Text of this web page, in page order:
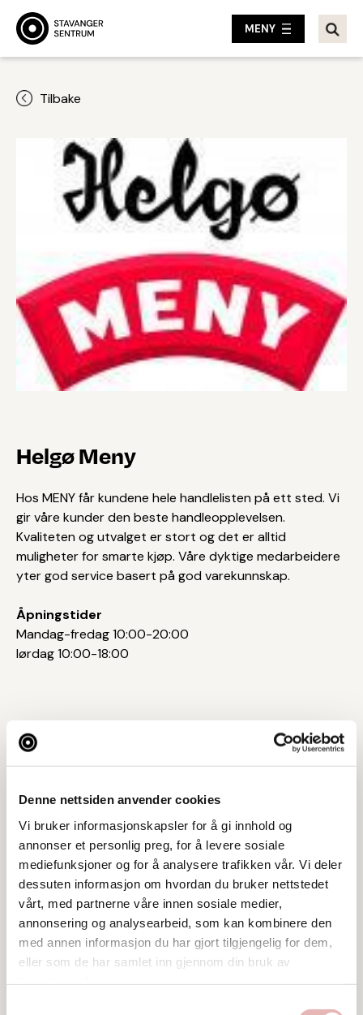
Denne nettsiden anvender cookies
Vi bruker informasjonskapsler for å gi innhold og
annonser et personlig preg, for å levere sosiale
mediefunksjoner og for å analysere trafikken vår. Vi deler
dessuten informasjon om hvordan du bruker nettstedet
vårt, med partnerne våre innen sosiale medier,
annonsering og analysearbeid, som kan kombinere den
med annen informasjon du har gjort tilgjengelig for dem,
eller som de har samlet inn gjennom din bruk av
MENY
Tilbake
Helgø Meny
Hos MENY får kundene hele handlelisten på ett sted. Vi
gir våre kunder den beste handleopplevelsen.
Kvaliteten og utvalget er stort og det er alltid
muligheter for smarte kjøp. Våre dyktige medarbeidere
yter god service basert på god varekunnskap.
Åpningstider
Mandag-fredag 10:00-20:00
lørdag 10:00-18:00
Tar BYENgavekortet
Postadresse
Lars Hertevigsgate 6, Straensenteret, 4005
Stavanger
Web
Besøk nettside
Ta kontakt
rune.aadsen@helgomeny.no
51505010